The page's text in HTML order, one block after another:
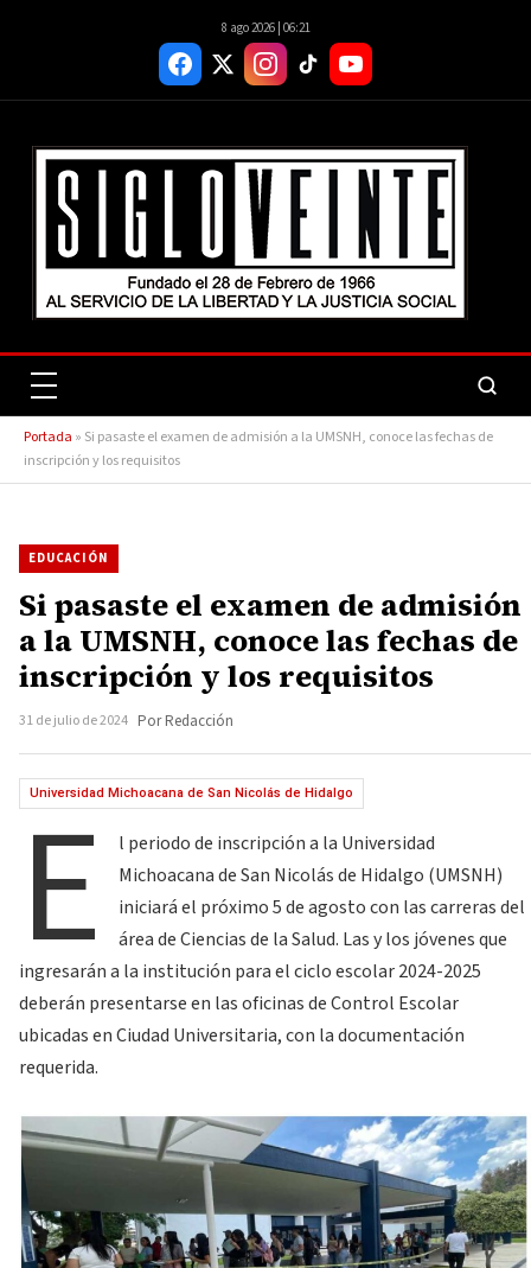
8 ago 2026 | 06:21
Portada » Si pasaste el examen de admisión a la UMSNH, conoce las fechas de
inscripción y los requisitos
EDUCACIÓN
Si pasaste el examen de admisión
a la UMSNH, conoce las fechas de
inscripción y los requisitos
31 de julio de 2024 Por Redacción
Universidad Michoacana de San Nicolás de Hidalgo
E
l periodo de inscripción a la Universidad
Michoacana de San Nicolás de Hidalgo (UMSNH)
iniciará el próximo 5 de agosto con las carreras del
área de Ciencias de la Salud. Las y los jóvenes que
ingresarán a la institución para el ciclo escolar 2024-2025
deberán presentarse en las oficinas de Control Escolar
ubicadas en Ciudad Universitaria, con la documentación
requerida.